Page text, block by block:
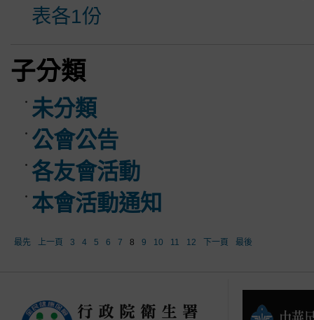
表各1份
子分類
未分類
公會公告
各友會活動
本會活動通知
最先 上一頁 3 4 5 6 7 8 9 10 11 12 下一頁 最後